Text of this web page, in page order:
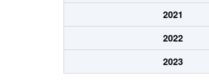
西町
600万円
2,200万円
2021
2022
2023